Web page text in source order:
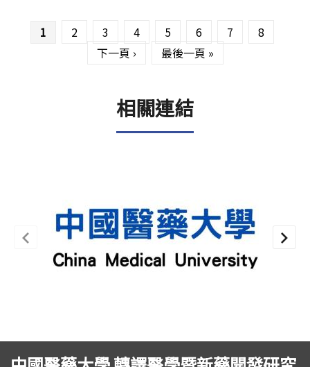
1 2 3 4 5 6 7
8
下一頁 ›
最後一頁 »
相關連結